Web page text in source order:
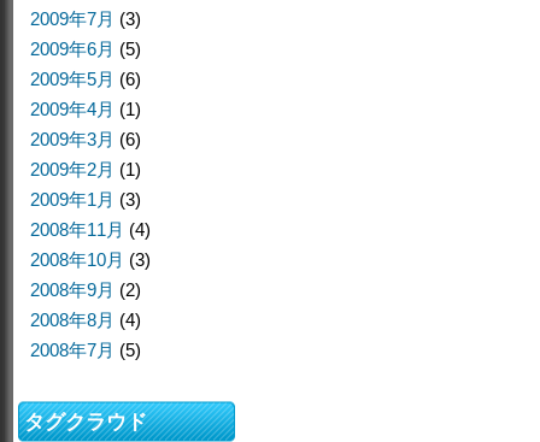
2009年7月 (3)
2009年6月 (5)
2009年5月 (6)
2009年4月 (1)
2009年3月 (6)
2009年2月 (1)
2009年1月 (3)
2008年11月 (4)
2008年10月 (3)
2008年9月 (2)
2008年8月 (4)
2008年7月 (5)
タグクラウド